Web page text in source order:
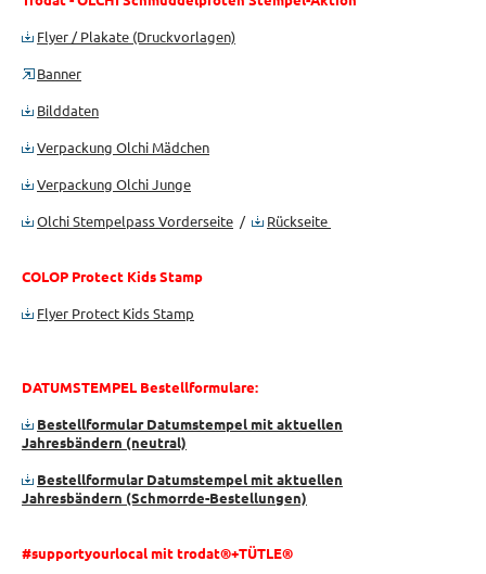
Flyer / Plakate (Druckvorlagen)
Banner
Bilddaten
Verpackung Olchi Mädchen
Verpackung Olchi Junge
Olchi Stempelpass Vorderseite / Rückseite
COLOP Protect Kids Stamp
Flyer Protect Kids Stamp
DATUMSTEMPEL Bestellformulare:
Bestellformular Datumstempel mit aktuellen
Jahresbändern (neutral)
Bestellformular Datumstempel mit aktuellen
Jahresbändern (Schmorrde-Bestellungen)
#supportyourlocal mit trodat®+TÜTLE®